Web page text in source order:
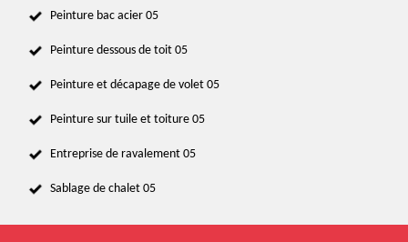
Peinture bac acier 05
Peinture dessous de toit 05
Peinture et décapage de volet 05
Peinture sur tuile et toiture 05
Entreprise de ravalement 05
Sablage de chalet 05